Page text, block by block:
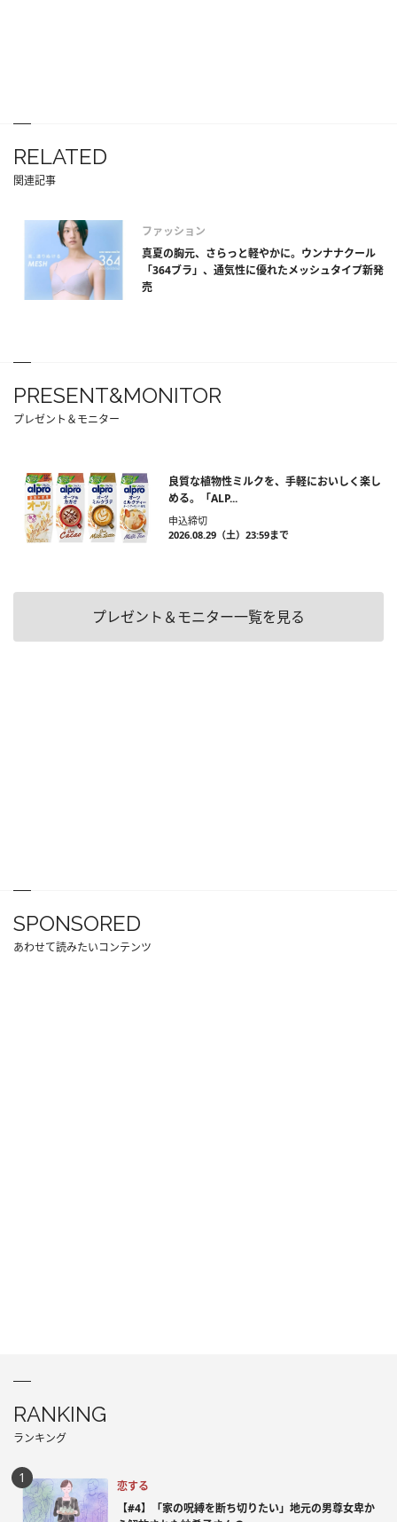
RELATED
関連記事
ファッション
真夏の胸元、さらっと軽やかに。ウンナナクール
「364ブラ」、通気性に優れたメッシュタイプ新発
売
PRESENT&MONITOR
プレゼント＆モニター
良質な植物性ミルクを、手軽においしく楽し
める。「ALP...
申込締切
2026.08.29（土）23:59まで
プレゼント＆モニター一覧を見る
SPONSORED
あわせて読みたいコンテンツ
RANKING
ランキング
恋する
【#4】「家の呪縛を断ち切りたい」地元の男尊女卑か